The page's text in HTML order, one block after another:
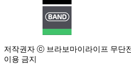
저작권자 ⓒ 브라보마이라이프 무단
이용 금지